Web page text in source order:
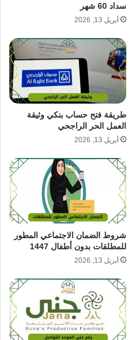
سداد 60 شهر
أبريل 13, 2026
طريقة فتح حساب بنكي وثيقة
العمل الحر الراجحي
أبريل 13, 2026
شروط الضمان الاجتماعي المطور
للمطلقات بدون أطفال 1447
أبريل 13, 2026